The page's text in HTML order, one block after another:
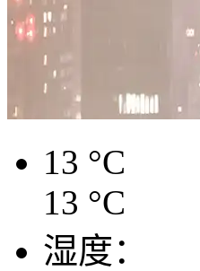
13 °C
13 °C
湿度：